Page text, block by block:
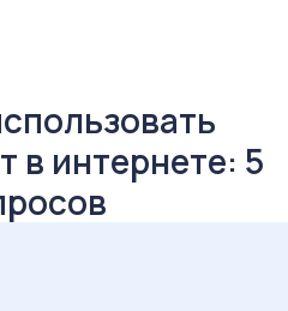
в интернете: 5